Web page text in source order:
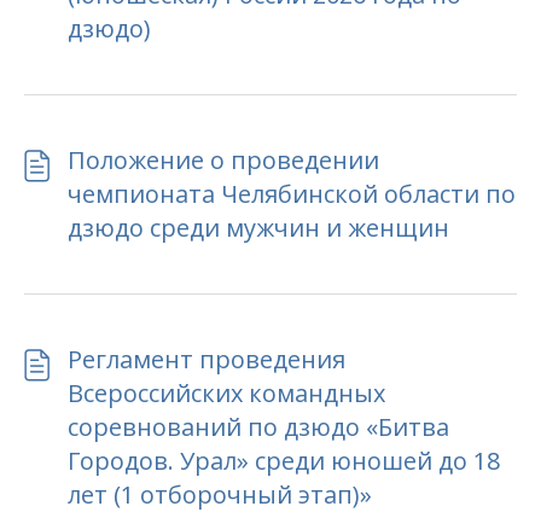
дзюдо)
Положение о проведении
чемпионата Челябинской области по
дзюдо среди мужчин и женщин
Регламент проведения
Всероссийских командных
соревнований по дзюдо «Битва
Городов. Урал» среди юношей до 18
лет (1 отборочный этап)»